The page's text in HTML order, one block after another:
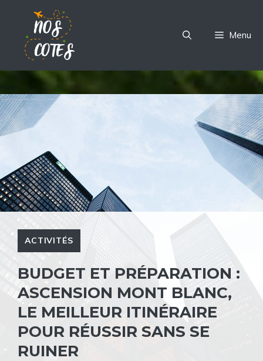
contenu
Menu
ACTIVITÉS
BUDGET ET PRÉPARATION :
ASCENSION MONT BLANC,
LE MEILLEUR ITINÉRAIRE
POUR RÉUSSIR SANS SE
RUINER